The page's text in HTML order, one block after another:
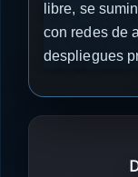
libre, se
con redes de
despliegues